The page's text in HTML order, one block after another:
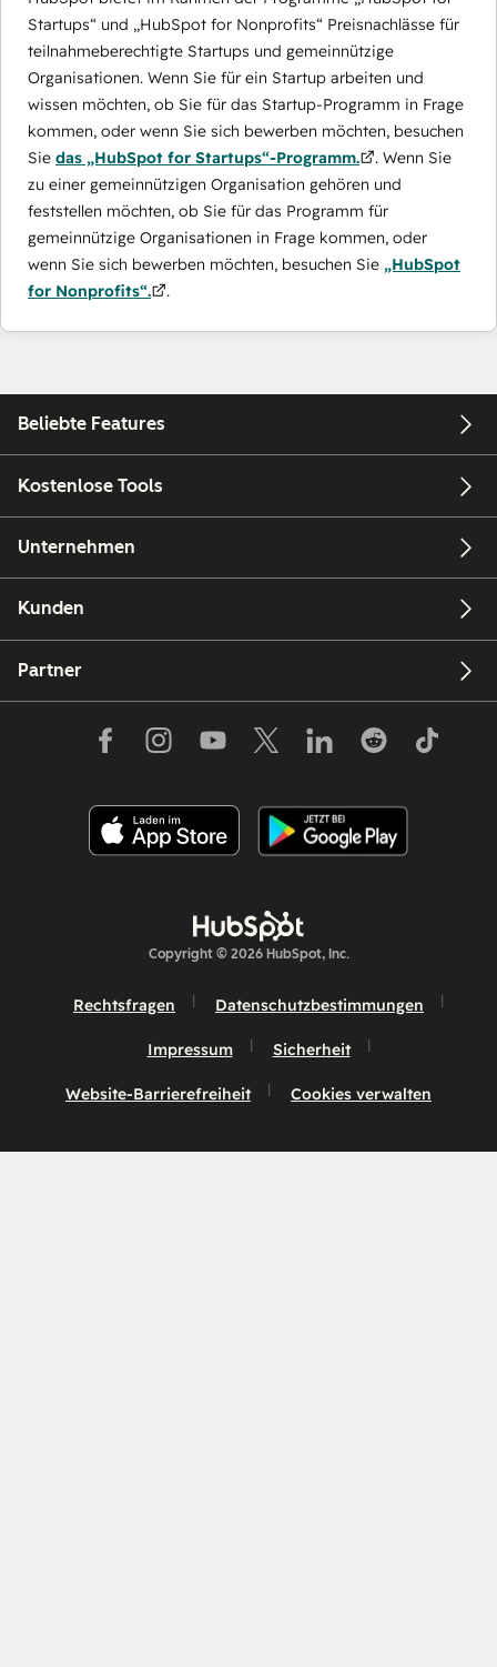
Startups“ und „HubSpot for Nonprofits“ Preisnachlässe für
teilnahmeberechtigte Startups und gemeinnützige
Organisationen. Wenn Sie für ein Startup arbeiten und
wissen möchten, ob Sie für das Startup-Programm in Frage
kommen, oder wenn Sie sich bewerben möchten, besuchen
Sie das „HubSpot for Startups“-Programm.
. Wenn Sie
zu einer gemeinnützigen Organisation gehören und
feststellen möchten, ob Sie für das Programm für
gemeinnützige Organisationen in Frage kommen, oder
wenn Sie sich bewerben möchten, besuchen Sie „HubSpot
for Nonprofits“.
.
Beliebte Features
Kostenlose Tools
Unternehmen
Kunden
Partner
Copyright © 2026 HubSpot, Inc.
Rechtsfragen Datenschutzbestimmungen
Impressum Sicherheit
Website-Barrierefreiheit Cookies verwalten